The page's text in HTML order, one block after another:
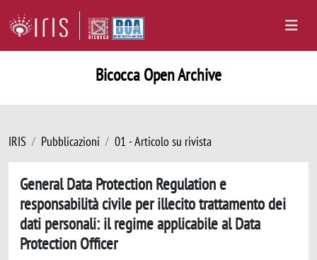
Bicocca Open Archive
IRIS Pubblicazioni 01 - Articolo su rivista
General Data Protection Regulation e
responsabilità civile per illecito trattamento dei
dati personali: il regime applicabile al Data
Protection Officer